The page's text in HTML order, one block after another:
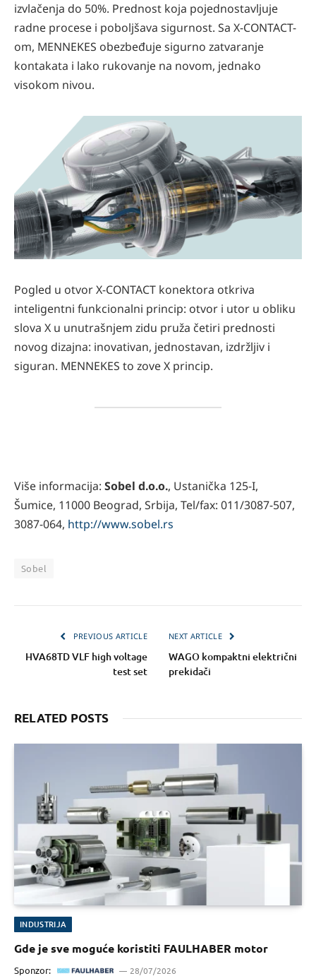
izvlačenja do 50%. Prednost koja pojednostavljuje
radne procese i poboljšava sigurnost. Sa X-CONTACT-
om, MENNEKES obezbeđuje sigurno zatvaranje
kontakata i lako rukovanje na novom, jednako
visokom nivou.
Pogled u otvor X-CONTACT konektora otkriva
inteligentni funkcionalni princip: otvor i utor u obliku
slova X u unutrašnjem zidu pruža četiri prednosti
novog dizajna: inovativan, jednostavan, izdržljiv i
siguran. MENNEKES to zove X princip.
Više informacija: Sobel d.o.o., Ustanička 125-I,
Šumice, 11000 Beograd, Srbija, Tel/fax: 011/3087-507,
3087-064, http://www.sobel.rs
Sobel
PREVIOUS ARTICLE
HVA68TD VLF high voltage
test set
NEXT ARTICLE
WAGO kompaktni električni
prekidači
RELATED POSTS
INDUSTRIJA
Gde je sve moguće koristiti FAULHABER motor
Sponzor: 28/07/2026